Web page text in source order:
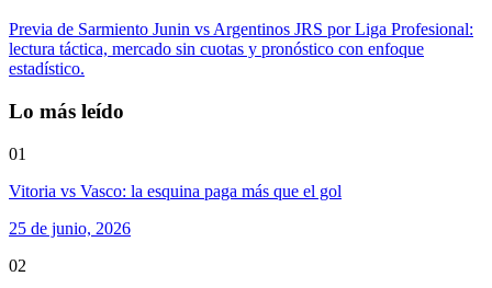
Previa de Sarmiento Junin vs Argentinos JRS por Liga Profesional:
lectura táctica, mercado sin cuotas y pronóstico con enfoque
estadístico.
Lo más leído
01
Vitoria vs Vasco: la esquina paga más que el gol
25 de junio, 2026
02